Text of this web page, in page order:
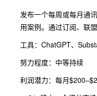
发布一个每周或每月通
用案例。通过订阅、联
工具：ChatGPT、
努力程度：中等持续
利润潜力：每月